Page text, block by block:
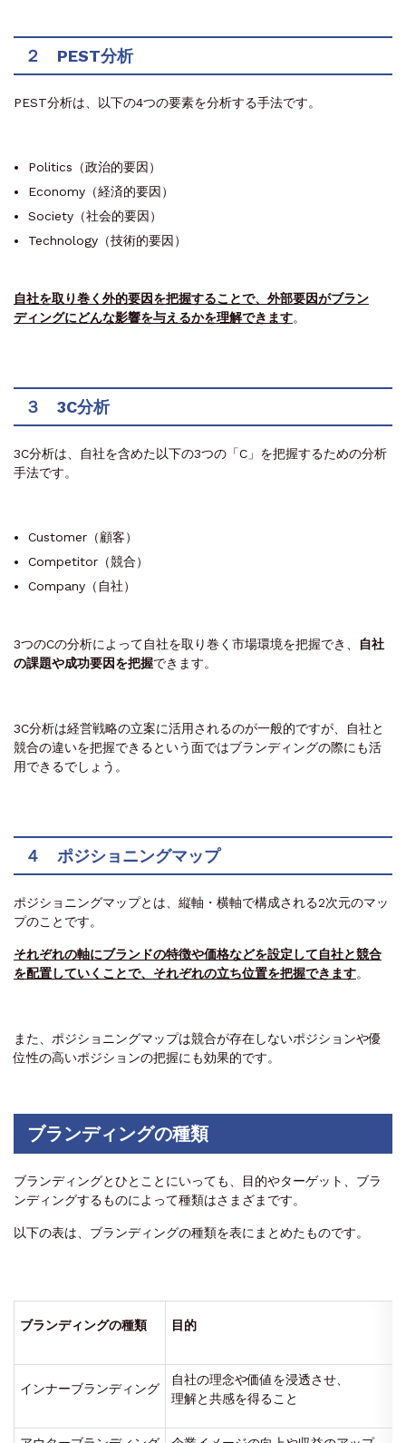
２ PEST分析
PEST分析は、以下の4つの要素を分析する手法です。
Politics（政治的要因）
Economy（経済的要因）
Society（社会的要因）
Technology（技術的要因）
自社を取り巻く外的要因を把握することで、外部要因がブラン
ディングにどんな影響を与えるかを理解できます。
３ 3C分析
3C分析は、自社を含めた以下の3つの「C」を把握するための分析
手法です。
Customer（顧客）
Competitor（競合）
Company（自社）
3つのCの分析によって自社を取り巻く市場環境を把握でき、
自社
の課題や成功要因を把握できます。
3C分析は経営戦略の立案に活用されるのが一般的ですが、自社と
競合の違いを把握できるという面ではブランディングの際にも活
用できるでしょう。
４ ポジショニングマップ
ポジショニングマップとは、縦軸・横軸で構成される2次元のマッ
プのことです。
それぞれの軸にブランドの特徴や価格などを設定して自社と競合
を配置していくことで、それぞれの立ち位置を把握できます。
また、ポジショニングマップは競合が存在しないポジションや優
位性の高いポジションの把握にも効果的です。
ブランディングの種類
ブランディングとひとことにいっても、目的やターゲット、ブラ
ンディングするものによって種類はさまざまです。
以下の表は、ブランディングの種類を表にまとめたものです。
ブランディングの種類 目的
インナーブランディング
自社の理念や価値を浸透させ、
理解と共感を得ること